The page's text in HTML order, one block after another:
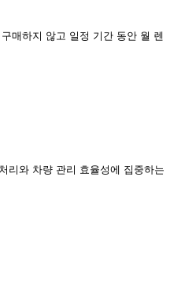
매하지 않고 일정 기간 동안 월 렌
리와 차량 관리 효율성에 집중하는